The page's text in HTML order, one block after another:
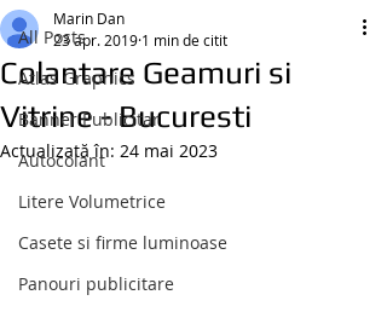
All Posts
Atlas Graphics
Banner Publicitar
Autocolant
Litere Volumetrice
Casete si firme luminoase
Panouri publicitare
Colantare Geamuri si
Vitrine - Bucuresti
Marin Dan
23 apr. 2019 1 min de citit
Actualizată în: 24 mai 2023